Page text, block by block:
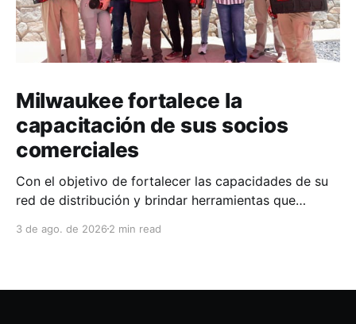
Milwaukee fortalece la
capacitación de sus socios
comerciales
Con el objetivo de fortalecer las capacidades de su
red de distribución y brindar herramientas que
técnico, Milwaukee llevó a cabo una capacitación
distribuidor FiZac. La
3 de ago. de 2026 2 min read